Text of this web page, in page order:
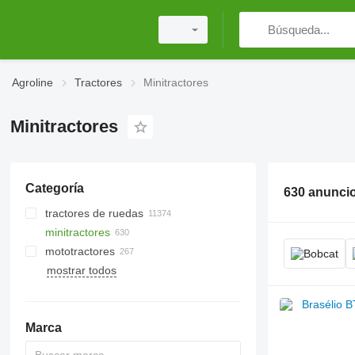
Agroline Tractores Minitractores
Minitractores
Categoría
tractores de ruedas
minitractores
mototractores
mostrar todos
Marca
630